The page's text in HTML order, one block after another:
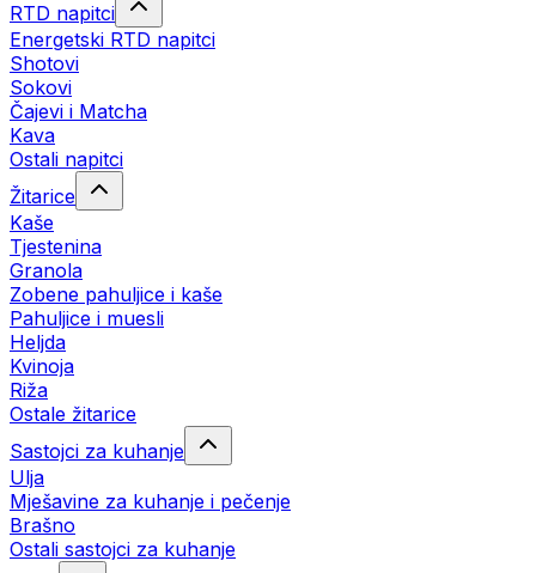
RTD napitci
Energetski RTD napitci
Shotovi
Sokovi
Čajevi i Matcha
Kava
Ostali napitci
Žitarice
Kaše
Tjestenina
Granola
Zobene pahuljice i kaše
Pahuljice i muesli
Heljda
Kvinoja
Riža
Ostale žitarice
Sastojci za kuhanje
Ulja
Mješavine za kuhanje i pečenje
Brašno
Ostali sastojci za kuhanje